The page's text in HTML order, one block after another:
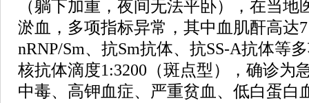
（躺下加重，夜间无法平卧），在当
淤血，多项指标异常，其中血肌酐高达
nRNP/Sm、抗Sm抗体、抗SS-A抗体等
核抗体滴度1:3200（斑点型），确诊为
中毒、高钾血症、严重贫血、低白蛋白